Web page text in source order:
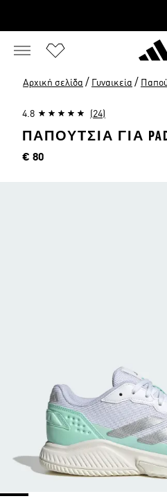
Αρχική σελίδα / Γυναικεία /
4.8 (24)
ΠΑΠΟΎΤΣΙΑ ΓΙΑ
Τιμή
€ 80